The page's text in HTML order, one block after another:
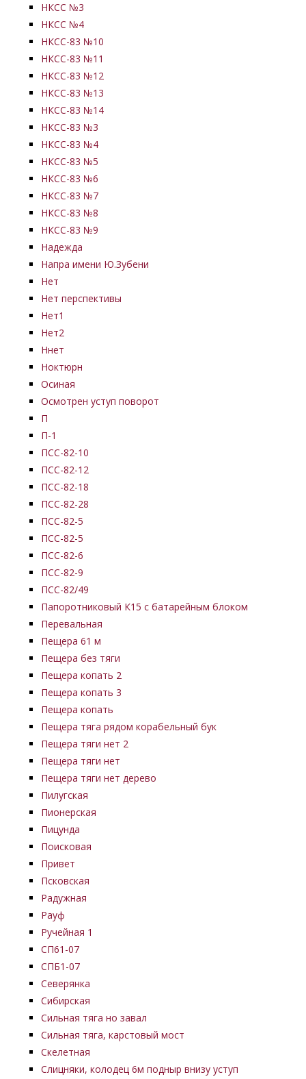
НКСС №3
НКСС №4
НКСС-83 №10
НКСС-83 №11
НКСС-83 №12
НКСС-83 №13
НКСС-83 №14
НКСС-83 №3
НКСС-83 №4
НКСС-83 №5
НКСС-83 №6
НКСС-83 №7
НКСС-83 №8
НКСС-83 №9
Надежда
Напра имени Ю.Зубени
Нет
Нет перспективы
Нет1
Нет2
Ннет
Ноктюрн
Осиная
Осмотрен уступ поворот
П
П-1
ПСС-82-10
ПСС-82-12
ПСС-82-18
ПСС-82-28
ПСС-82-5
ПСС-82-5
ПСС-82-6
ПСС-82-9
ПСС-82/49
Папоротниковый К15 с батарейным блоком
Перевальная
Пещера 61 м
Пещера без тяги
Пещера копать 2
Пещера копать 3
Пещера копать
Пещера тяга рядом корабельный бук
Пещера тяги нет 2
Пещера тяги нет
Пещера тяги нет дерево
Пилугская
Пионерская
Пицунда
Поисковая
Привет
Псковская
Радужная
Рауф
Ручейная 1
СП61-07
СПБ1-07
Северянка
Сибирская
Сильная тяга но завал
Сильная тяга, карстовый мост
Скелетная
Слицняки, колодец 6м подныр внизу уступ